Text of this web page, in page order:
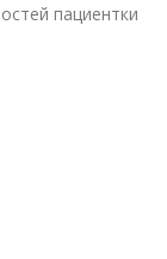
пациентки